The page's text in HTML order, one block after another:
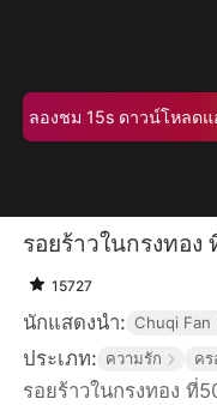
ลองชม 15s ดาวน์โหลดแ
รอยร้าวในกรงทอง
15727
นักแสดงนำ: Chuqi Fan
ประเภท: ความรัก คร
รอยร้าวในกรงทอง ที่